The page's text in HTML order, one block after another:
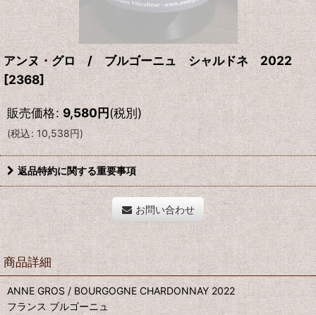
アンヌ・グロ / ブルゴーニュ シャルドネ 2022
[2368]
販売価格: 9,580円(税別)
(税込: 10,538円)
返品特約に関する重要事項
お問い合わせ
商品詳細
ANNE GROS / BOURGOGNE CHARDONNAY 2022
フランス ブルゴーニュ